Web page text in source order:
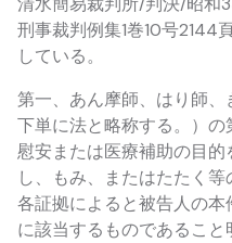
刑事裁判例集1巻10号2144
している。
第一、あん摩師、はり師
下単に法と略称する。）の
慰安または医療補助の目
し、もみ、またはたたく
各証拠によると被告人の
に該当するものであるこ